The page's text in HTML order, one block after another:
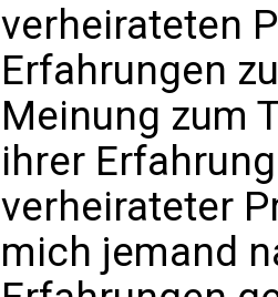
verheirateten
Erfahrungen
Meinung zum
ihrer
verheirateter
mich jemand